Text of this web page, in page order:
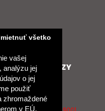
vašej
analýzu jej
o jej
použiť
zhromaždené
v EÚ,
všetko
ĎALŠIE ODKAZY
O Raabe
O Klett
Naši autori